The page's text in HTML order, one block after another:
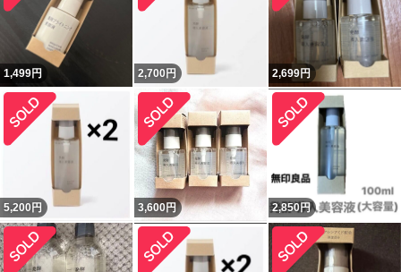
1,499円 2,700 円 2,699円
5,200 円 3,600円 2,850円